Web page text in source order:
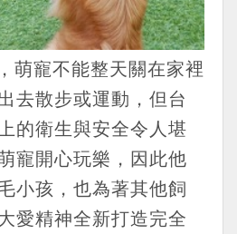
萌寵不能整天關在家裡
去散步或運動，但台
的衛生與安全令人堪
寵開心玩樂，因此他
小孩，也為著其他飼
愛精神全新打造完全